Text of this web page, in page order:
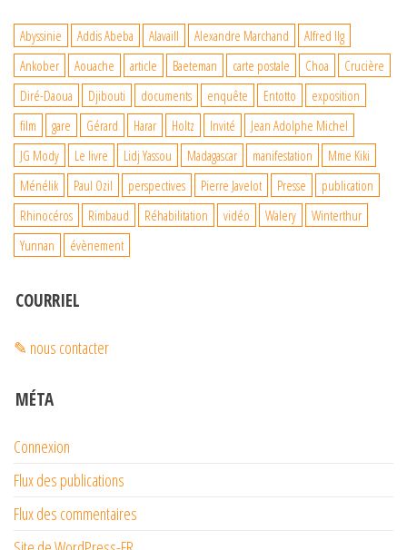
Abyssinie Addis Abeba Alavaill Alexandre Marchand
Alfred Ilg
Ankober
Aouache article Baeteman carte postale Choa
Crucière
Diré-Daoua
Djibouti documents enquête Entotto
exposition
film
gare Gérard Harar Holtz Invité
Jean Adolphe Michel
JG Mody
Le livre Lidj Yassou Madagascar manifestation
Mme Kiki
Ménélik
Paul Ozil perspectives Pierre Javelot Presse
publication
Rhinocéros
Rimbaud Réhabilitation vidéo Walery
Winterthur
Yunnan
évènement
COURRIEL
✎ nous contacter
MÉTA
Connexion
Flux des publications
Flux des commentaires